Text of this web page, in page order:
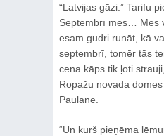
“Latvijas gāzi.” Tarifu
Septembrī mēs… Mēs
esam gudri runāt, kā
septembrī, tomēr tās
cena kāps tik ļoti
Ropažu novada
Paulāne.
“Un kurš pieņēma